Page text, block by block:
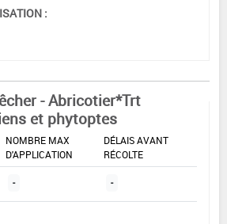
:
- Abricotier*Trt
et phytoptes
NOMBRE MAX
D'APPLICATION
DÉLAIS AVANT
RÉCOLTE
- -